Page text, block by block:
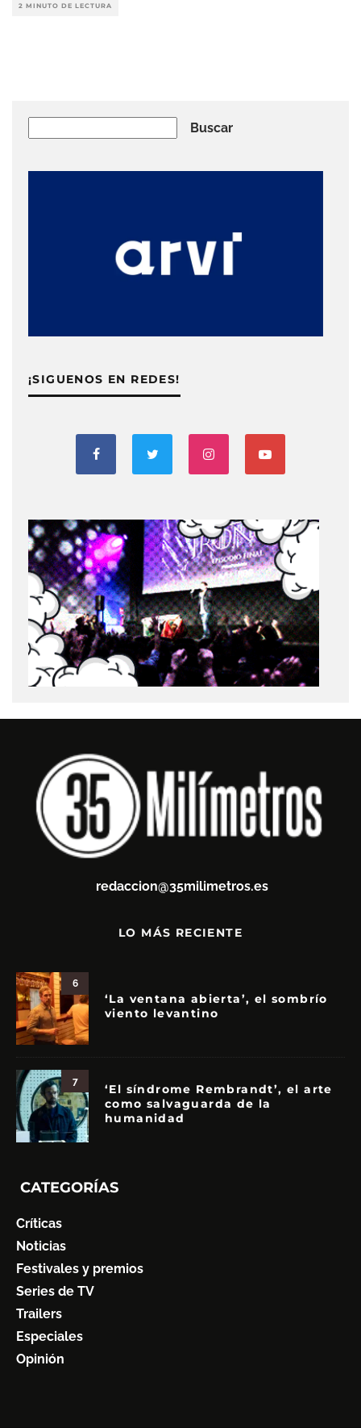
2 MINUTO DE LECTURA
Buscar
¡SIGUENOS EN REDES!
redaccion@35milimetros.es
LO MÁS RECIENTE
6
‘La ventana abierta’, el sombrío
viento levantino
7
‘El síndrome Rembrandt’, el arte
como salvaguarda de la
humanidad
CATEGORÍAS
Críticas
Noticias
Festivales y premios
Series de TV
Trailers
Especiales
Opinión